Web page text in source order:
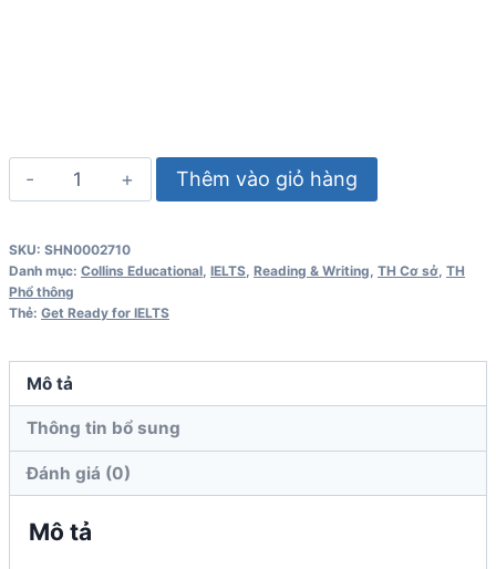
Get
Ready
IELTS
Reading
Pre-
-
Collins
English
for
Exams
số
Thêm vào giỏ hàng
SKU: SHN0002710
Danh mục: Collins Educational IELTS Reading & Writing TH Cơ sở TH
Phổ thông
Thẻ: Get Ready for IELTS
Mô tả
Thông tin bổ sung
Đánh giá (0)
Mô tả